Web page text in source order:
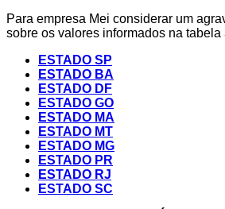
Para empresa Mei considerar um
sobre os valores informados na tabela
ESTADO SP
ESTADO BA
ESTADO DF
ESTADO GO
ESTADO MA
ESTADO MT
ESTADO MG
ESTADO PR
ESTADO RJ
ESTADO SC